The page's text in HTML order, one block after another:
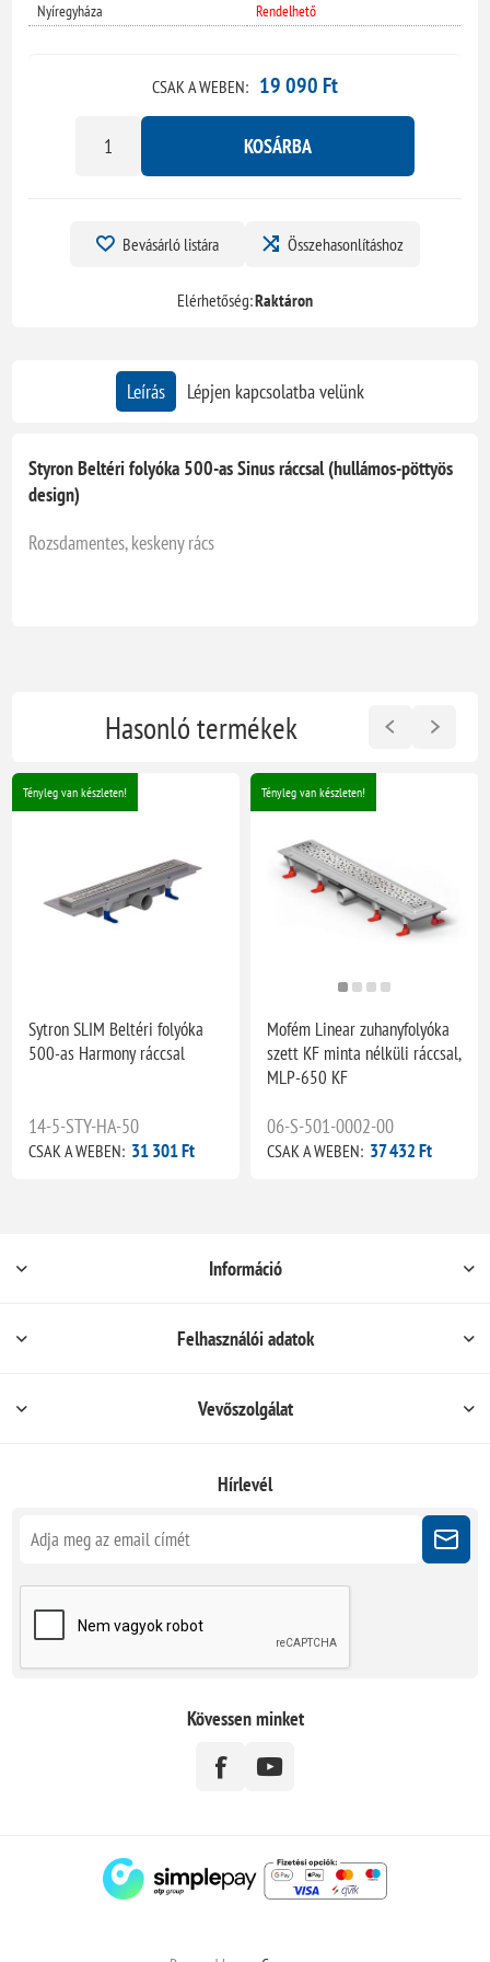
Nyíregyháza
Rendelhető
CSAK A WEBEN: 19 090 Ft
KOSÁRBA
Bevásárló listára Összehasonlításhoz
Elérhetőség:Raktáron
Leírás Lépjen kapcsolatba velünk
Styron Beltéri folyóka 500-as Sinus ráccsal (hullámos-pöttyös
design)
Rozsdamentes, keskeny rács
Hasonló termékek
Tényleg van készleten!
Sytron SLIM Beltéri folyóka
500-as Harmony ráccsal
14-5-STY-HA-50
CSAK A WEBEN: 31 301 Ft
Tényleg van készleten!
Mofém Linear zuhanyfolyóka
szett KF minta nélküli ráccsal,
MLP-650 KF
06-S-501-0002-00
CSAK A WEBEN: 37 432 Ft
Információ
Felhasználói adatok
Vevőszolgálat
Hírlevél
Kövessen minket